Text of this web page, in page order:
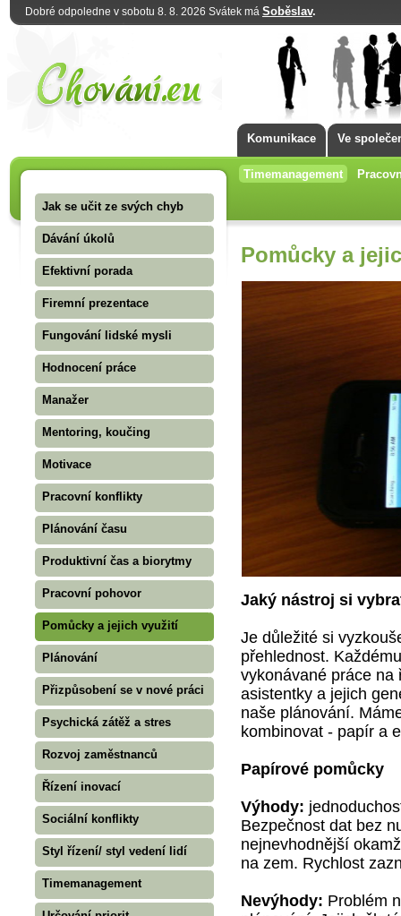
Dobré odpoledne v sobotu 8. 8. 2026 Svátek má Soběslav.
Komunikace Ve
Timemanagement
Jak se učit ze svých chyb
Dávání úkolů
Efektivní porada
Firemní prezentace
Fungování lidské mysli
Hodnocení práce
Manažer
Mentoring, koučing
Motivace
Pracovní konflikty
Plánování času
Produktivní čas a biorytmy
Pracovní pohovor
Pomůcky a jejich využití
Plánování
Přizpůsobení se v nové práci
Psychická zátěž a stres
Rozvoj zaměstnanců
Řízení inovací
Sociální konflikty
Styl řízení/ styl vedení lidí
Timemanagement
Pomůcky a
Jaký nástroj si
Je důležité si
přehlednost.
vykonávané práce
asistentky a jejich
naše plánování.
kombinovat - papír a
Papírové pomůcky
Výhody:
Bezpečnost dat bez
nejnevhodnější
na zem. Rychlost
Nevýhody: Problém